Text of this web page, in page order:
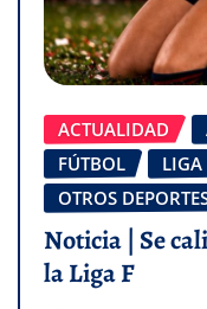
ACTUALIDAD
FÚTBOL
LIGA
OTROS
Noticia | Se
la Liga F